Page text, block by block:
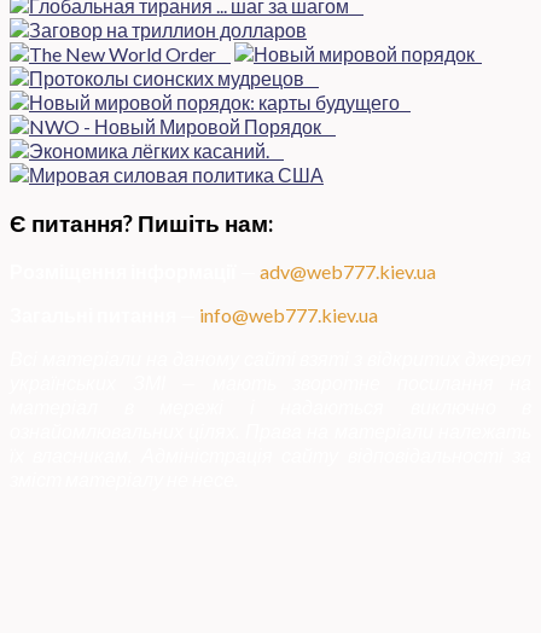
Є питання? Пишіть нам:
adv@web777.kiev.ua
info@web777.kiev.ua